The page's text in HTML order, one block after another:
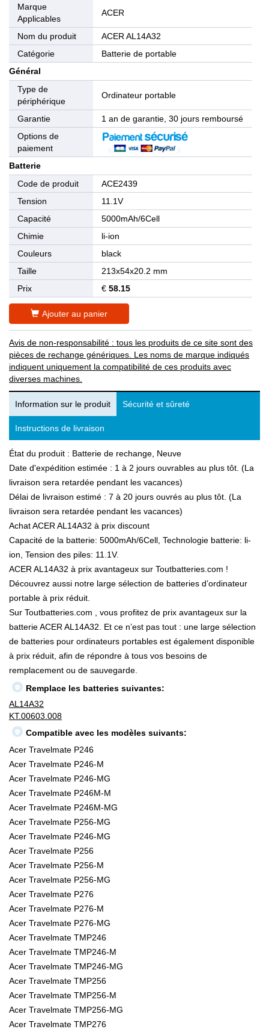
Marque
Applicables
ACER
Nom du produit
ACER AL14A32
Catégorie
Batterie de portable
Général
Type de
périphérique
Ordinateur portable
Garantie
1 an de garantie, 30 jours remboursé
Options de
paiement
Batterie
Code de produit
ACE2439
Tension
11.1V
Capacité
5000mAh/6Cell
Chimie
li-ion
Couleurs
black
Taille
213x54x20.2 mm
Prix
€ 58.15
Ajouter au panier
Avis de non-responsabilité : tous les produits de ce site sont des
pièces de rechange génériques. Les noms de marque indiqués
indiquent uniquement la compatibilité de ces produits avec
diverses machines.
Information sur le produit Sécurité et sûreté
Instructions de livraison
État du produit : Batterie de rechange, Neuve
Date d'expédition estimée : 1 à 2 jours ouvrables au plus tôt. (La
livraison sera retardée pendant les vacances)
Délai de livraison estimé : 7 à 20 jours ouvrés au plus tôt. (La
livraison sera retardée pendant les vacances)
Achat ACER AL14A32 à prix discount
Capacité de la batterie: 5000mAh/6Cell, Technologie batterie: li-
ion, Tension des piles: 11.1V.
ACER AL14A32 à prix avantageux sur Toutbatteries.com !
Découvrez aussi notre large sélection de batteries d’ordinateur
portable à prix réduit.
Sur Toutbatteries.com , vous profitez de prix avantageux sur la
batterie ACER AL14A32. Et ce n’est pas tout : une large sélection
de batteries pour ordinateurs portables est également disponible
à prix réduit, afin de répondre à tous vos besoins de
remplacement ou de sauvegarde.
Remplace les batteries suivantes:
AL14A32
KT.00603.008
Compatible avec les modèles suivants:
Acer Travelmate P246
Acer Travelmate P246-M
Acer Travelmate P246-MG
Acer Travelmate P246M-M
Acer Travelmate P246M-MG
Acer Travelmate P256-MG
Acer Travelmate P246-MG
Acer Travelmate P256
Acer Travelmate P256-M
Acer Travelmate P256-MG
Acer Travelmate P276
Acer Travelmate P276-M
Acer Travelmate P276-MG
Acer Travelmate TMP246
Acer Travelmate TMP246-M
Acer Travelmate TMP246-MG
Acer Travelmate TMP256
Acer Travelmate TMP256-M
Acer Travelmate TMP256-MG
Acer Travelmate TMP276